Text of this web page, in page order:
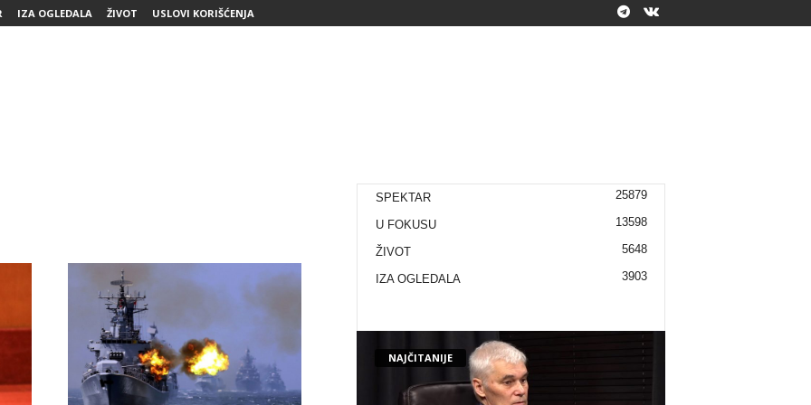
IZA OGLEDALA ŽIVOT USLOVI KORIŠĆENJA
SPEKTAR 25879
U FOKUSU 13598
ŽIVOT 5648
IZA OGLEDALA 3903
NAJČITANIJE